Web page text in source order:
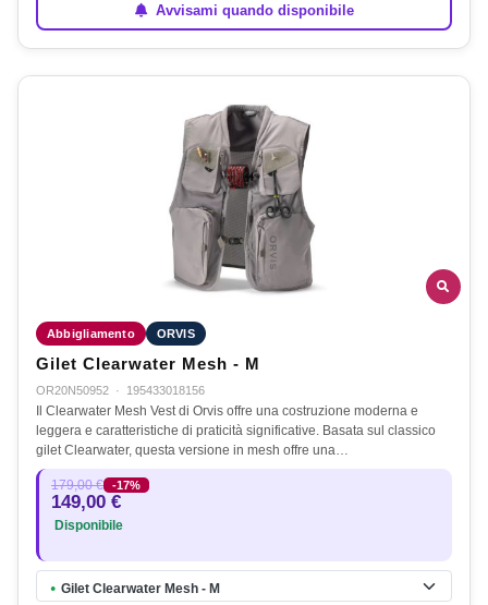
Avvisami quando disponibile
Abbigliamento ORVIS
Gilet Clearwater Mesh - M
OR20N50952 · 195433018156
Il Clearwater Mesh Vest di Orvis offre una costruzione moderna e
leggera e caratteristiche di praticità significative. Basata sul classico
gilet Clearwater, questa versione in mesh offre una…
179,00 € -17%
149,00 €
Disponibile
● Gilet Clearwater Mesh - M